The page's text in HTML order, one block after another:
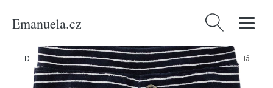
Emanuela.cz Vyhledávání
Domů /Produkty/Děti/Kalhoty 'Nadal' name it kobaltová modř / bílá